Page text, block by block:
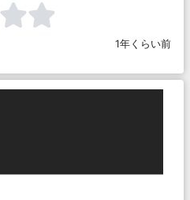
1年くらい前